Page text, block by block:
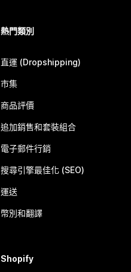
熱門類別
直運 (Dropshipping)
市集
商品評價
追加銷售和套裝組合
電子郵件行銷
搜尋引擎最佳化 (SEO)
運送
幣別和翻譯
Shopify